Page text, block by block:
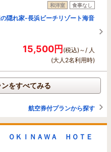
和洋室 食事なし
隠れ家-長浜ビーチリゾート海音
15,500円(税込)～/ 人
(大人2名利用時)
をすべてみる
航空券付プランから探す
ＯＫＩＮＡＷＡ ＨＯＴＥ